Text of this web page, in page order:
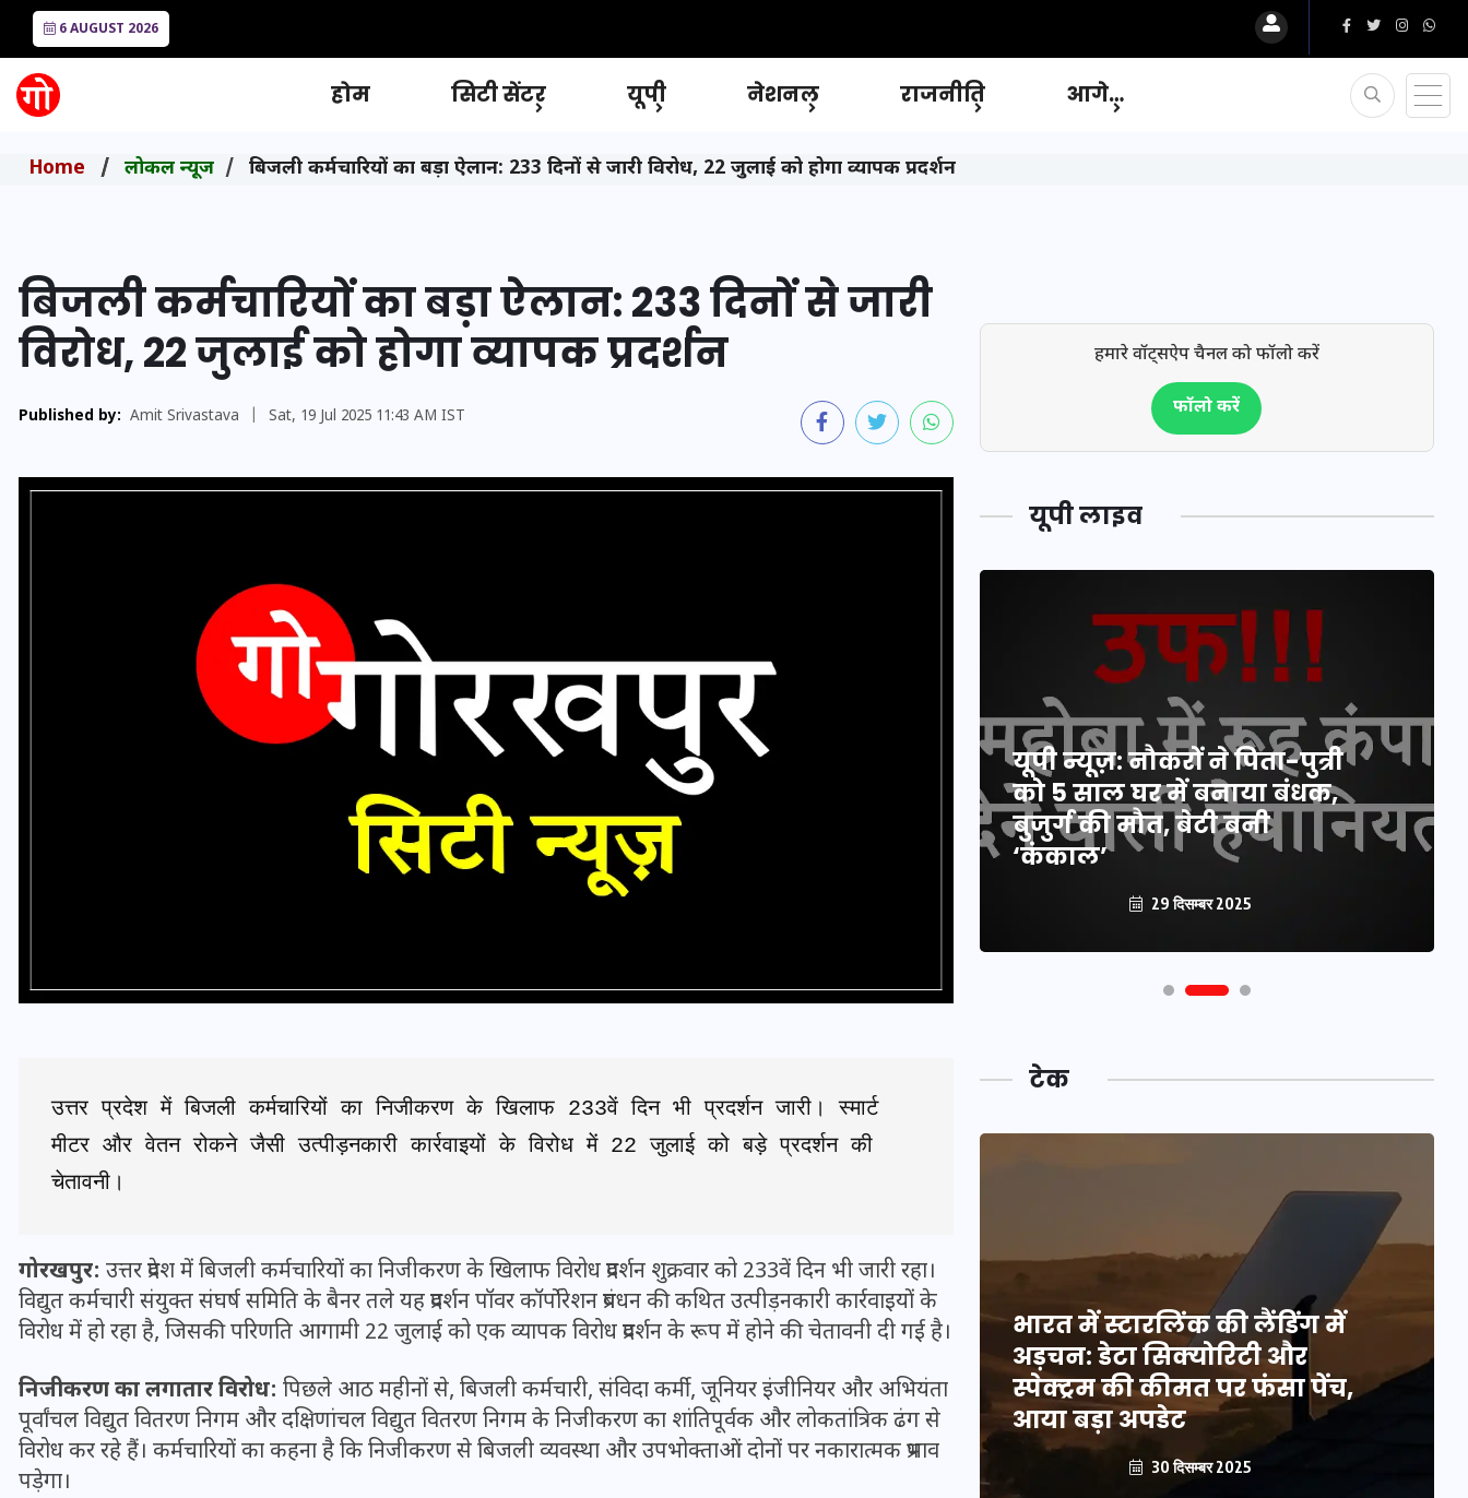
6 AUGUST 2026
होम सिटी सेंटर यूपी नेशनल राजनीति आगे…
Home लोकल न्यूज बिजली कर्मचारियों का बड़ा ऐलान: 233 दिनों से जारी विरोध, 22 जुलाई को होगा व्यापक प्रदर्शन
बिजली कर्मचारियों का बड़ा ऐलान: 233 दिनों से जारी
विरोध, 22 जुलाई को होगा व्यापक प्रदर्शन
Published by: Amit Srivastava Sat, 19 Jul 2025 11:43 AM IST
उत्तर प्रदेश में बिजली कर्मचारियों का निजीकरण के खिलाफ 233वें दिन भी प्रदर्शन जारी। स्मार्ट
मीटर और वेतन रोकने जैसी उत्पीड़नकारी कार्रवाइयों के विरोध में 22 जुलाई को बड़े प्रदर्शन की
चेतावनी।
गोरखपुर: उत्तर प्रदेश में बिजली कर्मचारियों का निजीकरण के खिलाफ विरोध प्रदर्शन शुक्रवार को 233वें दिन भी जारी रहा।
विद्युत कर्मचारी संयुक्त संघर्ष समिति के बैनर तले यह प्रदर्शन पॉवर कॉर्पोरेशन प्रबंधन की कथित उत्पीड़नकारी कार्रवाइयों के
विरोध में हो रहा है, जिसकी परिणति आगामी 22 जुलाई को एक व्यापक विरोध प्रदर्शन के रूप में होने की चेतावनी दी गई है।
निजीकरण का लगातार विरोध: पिछले आठ महीनों से, बिजली कर्मचारी, संविदा कर्मी, जूनियर इंजीनियर और अभियंता
पूर्वांचल विद्युत वितरण निगम और दक्षिणांचल विद्युत वितरण निगम के निजीकरण का शांतिपूर्वक और लोकतांत्रिक ढंग से
विरोध कर रहे हैं। कर्मचारियों का कहना है कि निजीकरण से बिजली व्यवस्था और उपभोक्ताओं दोनों पर नकारात्मक प्रभाव
पड़ेगा।
हमारे वॉट्सऐप चैनल को फॉलो करें
फॉलो करें
यूपी लाइव
यूपी लेखपाल भर्ती: ओबीसी को
मिली बड़ी राहत, 2158 पदों पर
बंपर वैकेंसी, जनरल कोटे में भारी
वोटर लिस्ट पुनरीक्षण कार्यक्रम में
हुआ बदलाव, देखें नई तारीखों की
पूरी लिस्ट
यूपी न्यूज़: नौकरों ने पिता-पुत्री
को 5 साल घर में बनाया बंधक,
बुजुर्ग की मौत, बेटी बनी
‘कंकाल’
29 दिसम्बर 2025
टेक
भारत में स्टारलिंक की लैंडिंग में
स्पेक्ट्रम की कीमत पर फंसा पेंच,
आया बड़ा अपडेट
30 दिसम्बर 2025
भारत में स्टारलिंक की लैंडिंग में
स्पेक्ट्रम की कीमत पर फंसा पेंच,
आया बड़ा अपडेट
भारत में स्टारलिंक की लैंडिंग में
अड़चन: डेटा सिक्योरिटी और
स्पेक्ट्रम की कीमत पर फंसा पेंच,
आया बड़ा अपडेट
30 दिसम्बर 2025